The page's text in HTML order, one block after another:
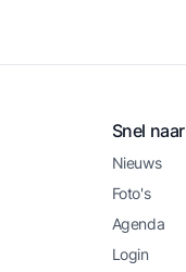
Snel naar
Nieuws
Foto's
Agenda
Login